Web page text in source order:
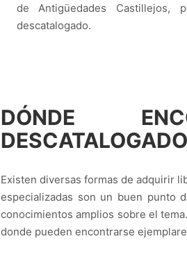
de Antigüedades
descatalogado.
DÓNDE
Existen diversas formas de adquirir
especializadas son un buen punto
conocimientos amplios sobre el
donde pueden encontrarse